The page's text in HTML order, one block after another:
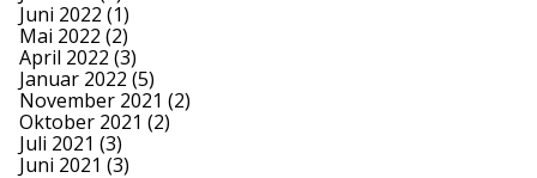
Juni 2022 (1)
Mai 2022 (2)
April 2022 (3)
Januar 2022 (5)
November 2021 (2)
Oktober 2021 (2)
Juli 2021 (3)
Juni 2021 (3)